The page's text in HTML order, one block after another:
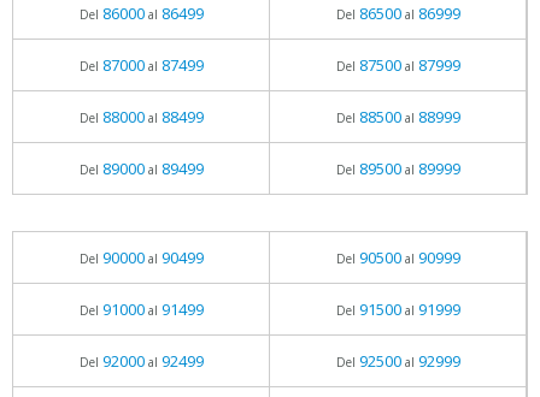
Del 86000al 86499 Del 86500al 86999
Del 87000al 87499 Del 87500al 87999
Del 88000al 88499 Del 88500al 88999
Del 89000al 89499 Del 89500al 89999
Del 90000al 90499 Del 90500al 90999
Del 91000al 91499 Del 91500al 91999
Del 92000al 92499 Del 92500al 92999